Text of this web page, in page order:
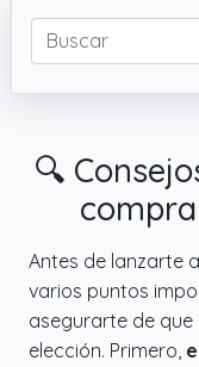
🔍
Antes de lanzarte
varios puntos
asegurarte de
elección. Primero,